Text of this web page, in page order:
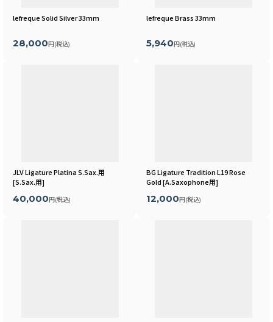
lefreque Solid Silver 33mm
28,000 円 (税込)
lefreque Brass 33mm
5,940 円 (税込)
JLV Ligature Platina S.Sax.用
[S.Sax.用]
40,000 円 (税込)
BG Ligature Tradition L19 Rose
Gold[A.Saxophone用]
12,000 円 (税込)